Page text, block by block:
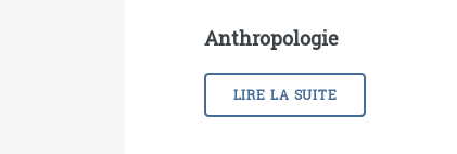
Anthropologie
LIRE LA SUITE